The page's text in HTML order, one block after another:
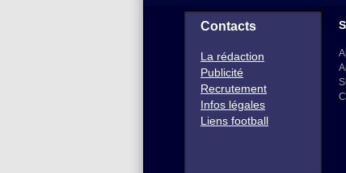
Contacts
La rédaction
Publicité
Recrutement
Infos légales
Liens football